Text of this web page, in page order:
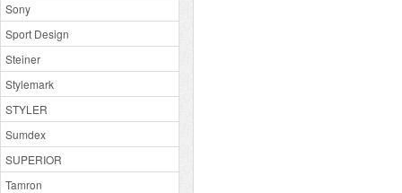
Sony
Sport Design
Steiner
Stylemark
STYLER
Sumdex
SUPERIOR
Tamron